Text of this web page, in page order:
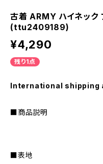
古着 ARMY ハイネック
(ttu2409189)
¥4,290
残り1点
International shipping
■商品説明
■表地